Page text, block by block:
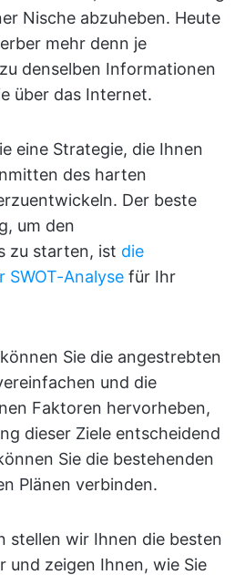
Nische abzuheben. Heute
mehr denn je
denselben Informationen
über das Internet.
eine Strategie, die Ihnen
des harten
Der beste
um den
zu starten, ist die
SWOT-Analyse für Ihr
Sie die angestrebten
und die
Faktoren hervorheben,
dieser Ziele entscheidend
Sie die bestehenden
Plänen verbinden.
stellen wir Ihnen die besten
und zeigen Ihnen, wie Sie